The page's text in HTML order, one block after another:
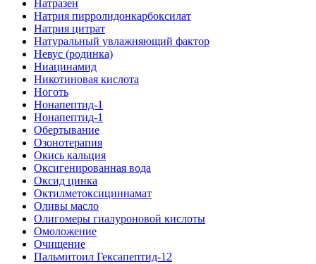
Натразен
Натрия пирролидонкарбоксилат
Натрия цитрат
Натуральный увлажняющий фактор
Невус (родинка)
Ниацинамид
Никотиновая кислота
Ноготь
Нонапептид-1
Нонапептид-1
Обертывание
Озонотерапия
Окись кальция
Оксигенированная вода
Оксид цинка
Октилметоксициннамат
Оливы масло
Олигомеры гиалуроновой кислоты
Омоложение
Очищение
Пальмитоил Гексапептид-12